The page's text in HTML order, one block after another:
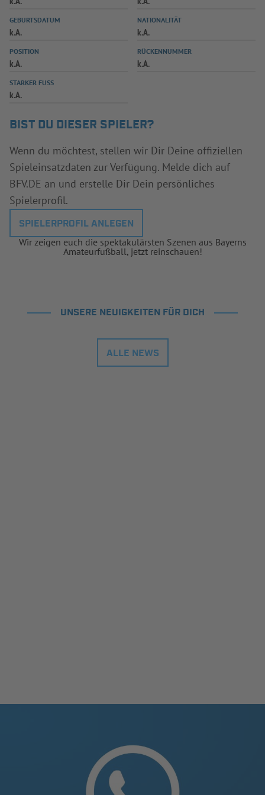
SPIELPLUS
GEBURTSDATUM
k.A.
NATIONALITÄT
k.A.
POSITION
k.A.
RÜCKENNUMMER
k.A.
STARKER FUSS
k.A.
BIST DU DIESER SPIELER?
Wenn du möchtest, stellen wir Dir Deine offiziellen
Spieleinsatzdaten zur Verfügung. Melde dich auf
BFV.DE an und erstelle Dir Dein persönliches
Spielerprofil.
SPIELERPROFIL ANLEGEN
Wir zeigen euch die spektakulärsten Szenen aus Bayerns
Amateurfußball, jetzt reinschauen!
UNSERE NEUIGKEITEN FÜR DICH
ALLE NEWS